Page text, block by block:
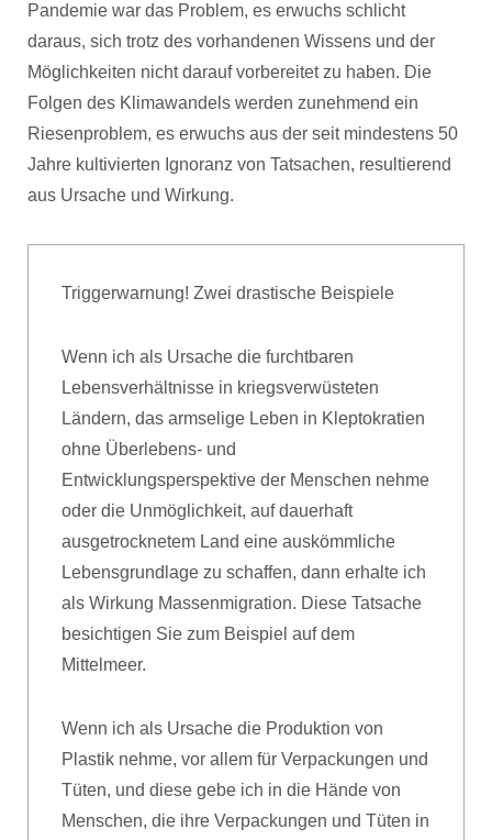
Pandemie war das Problem, es erwuchs schlicht
daraus, sich trotz des vorhandenen Wissens und der
Möglichkeiten nicht darauf vorbereitet zu haben. Die
Folgen des Klimawandels werden zunehmend ein
Riesenproblem, es erwuchs aus der seit mindestens 50
Jahre kultivierten Ignoranz von Tatsachen, resultierend
aus Ursache und Wirkung.
Triggerwarnung! Zwei drastische Beispiele
Wenn ich als Ursache die furchtbaren
Lebensverhältnisse in kriegsverwüsteten
Ländern, das armselige Leben in Kleptokratien
ohne Überlebens- und
Entwicklungsperspektive der Menschen nehme
oder die Unmöglichkeit, auf dauerhaft
ausgetrocknetem Land eine auskömmliche
Lebensgrundlage zu schaffen, dann erhalte ich
als Wirkung Massenmigration. Diese Tatsache
besichtigen Sie zum Beispiel auf dem
Mittelmeer.
Wenn ich als Ursache die Produktion von
Plastik nehme, vor allem für Verpackungen und
Tüten, und diese gebe ich in die Hände von
Menschen, die ihre Verpackungen und Tüten in